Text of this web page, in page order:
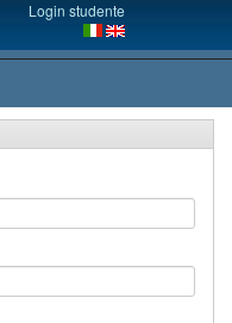
Login studente